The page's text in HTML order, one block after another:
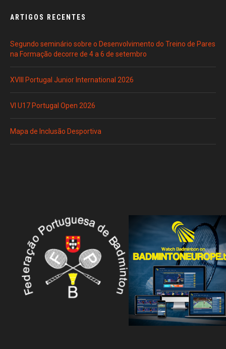
ARTIGOS RECENTES
Segundo seminário sobre o Desenvolvimento do Treino de Pares
na Formação decorre de 4 a 6 de setembro
XVIII Portugal Junior International 2026
VI U17 Portugal Open 2026
Mapa de Inclusão Desportiva